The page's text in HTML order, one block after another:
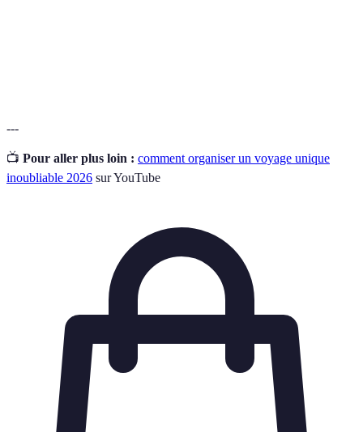
---
📺 Pour aller plus loin : comment organiser un voyage unique
inoubliable 2026 sur YouTube